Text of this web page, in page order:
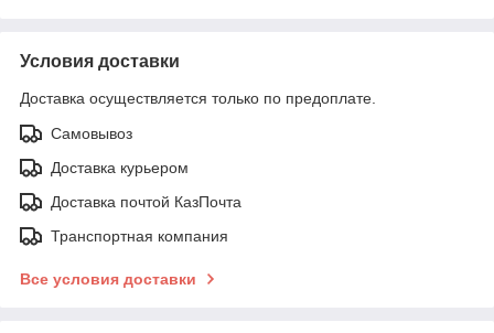
Условия доставки
Доставка осуществляется только по предоплате.
Самовывоз
Доставка курьером
Доставка почтой КазПочта
Транспортная компания
Все условия доставки